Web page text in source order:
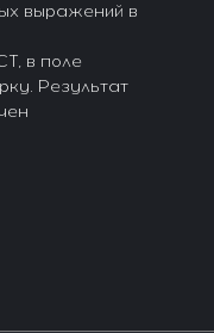
выражений в
в поле
Результат